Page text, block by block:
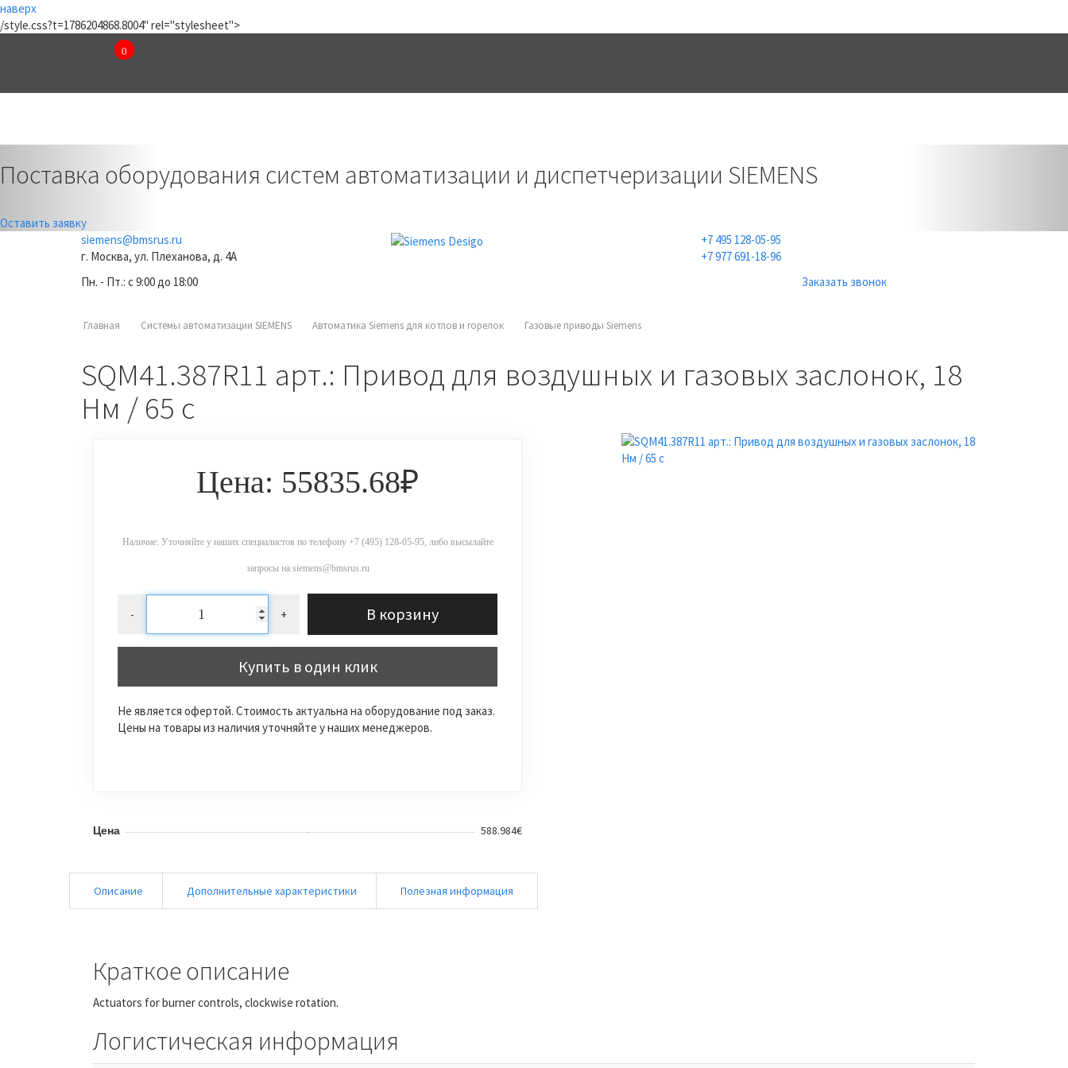
наверх
/style.css?t=1786204868.8004" rel="stylesheet">
0
Поставка оборудования систем автоматизации и диспетчеризации SIEMENS
Оставить заявку
siemens@bmsrus.ru
г. Москва, ул. Плеханова, д. 4А
Пн. - Пт.: c 9:00 до 18:00
+7 495 128-05-95
+7 977 691-18-96
Заказать звонок
Главная Системы автоматизации SIEMENS Автоматика Siemens для котлов и горелок Газовые приводы Siemens
SQM41.387R11 арт.: Привод для воздушных и газовых заслонок, 18
Нм / 65 с
Цена: 55835.68₽
Наличие: Уточняйте у наших специалистов по телефону +7 (495) 128-05-95, либо высылайте
запросы на siemens@bmsrus.ru
- + В корзину
Купить в один клик
Не является офертой. Стоимость актуальна на оборудование под заказ.
Цены на товары из наличия уточняйте у наших менеджеров.
Цена 588.984€
Описание Дополнительные характеристики Полезная информация
Краткое описание
Actuators for burner controls, clockwise rotation.
Логистическая информация